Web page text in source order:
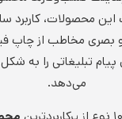
محصولات، کاربرد
مخاطب از چاپ
پیام تبلیغاتی را به
می‌دهد.